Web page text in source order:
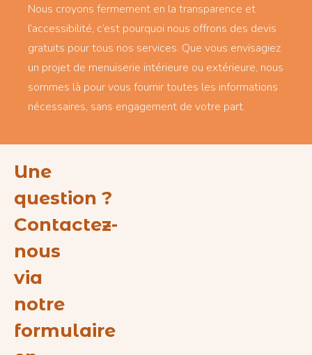
Nous croyons fermement en la transparence et
l’accessibilité, c’est pourquoi nous offrons des devis
gratuits pour tous nos services. Que vous envisagiez
un projet de menuiserie intérieure ou extérieure, nous
sommes là pour vous fournir toutes les informations
nécessaires, sans engagement de votre part.
Une
question ?
Contactez-
nous
via
notre
formulaire